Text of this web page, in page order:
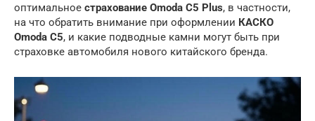
оптимальное страхование Omoda C5 Plus, в частности,
на что обратить внимание при оформлении КАСКО
Omoda C5, и какие подводные камни могут быть при
страховке автомобиля нового китайского бренда.